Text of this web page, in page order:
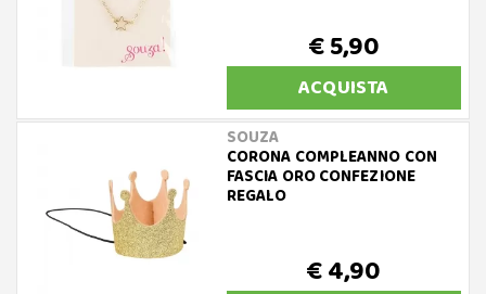
€ 5,90
ACQUISTA
SOUZA
CORONA COMPLEANNO CON
FASCIA ORO CONFEZIONE
REGALO
€ 4,90